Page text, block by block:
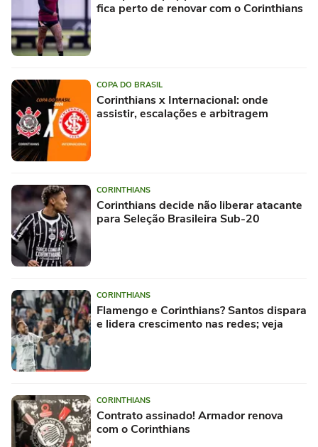
fica perto de renovar com o Corinthians
COPA DO BRASIL
Corinthians x Internacional: onde
assistir, escalações e arbitragem
CORINTHIANS
Corinthians decide não liberar atacante
para Seleção Brasileira Sub-20
CORINTHIANS
Flamengo e Corinthians? Santos dispara
e lidera crescimento nas redes; veja
CORINTHIANS
Contrato assinado! Armador renova
com o Corinthians